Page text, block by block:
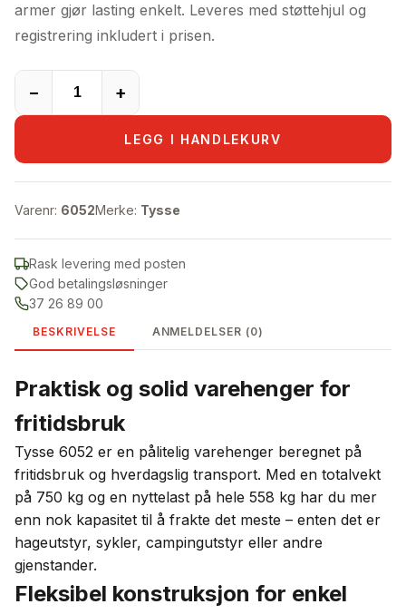
armer gjør lasting enkelt. Leveres med støttehjul og
registrering inkludert i prisen.
− +
LEGG I HANDLEKURV
Varenr: 6052Merke: Tysse
Rask levering med posten
God betalingsløsninger
37 26 89 00
BESKRIVELSE ANMELDELSER (0)
Praktisk og solid varehenger for
fritidsbruk
Tysse 6052 er en pålitelig varehenger beregnet på
fritidsbruk og hverdagslig transport. Med en totalvekt
på 750 kg og en nyttelast på hele 558 kg har du mer
enn nok kapasitet til å frakte det meste – enten det er
hageutstyr, sykler, campingutstyr eller andre
gjenstander.
Fleksibel konstruksjon for enkel